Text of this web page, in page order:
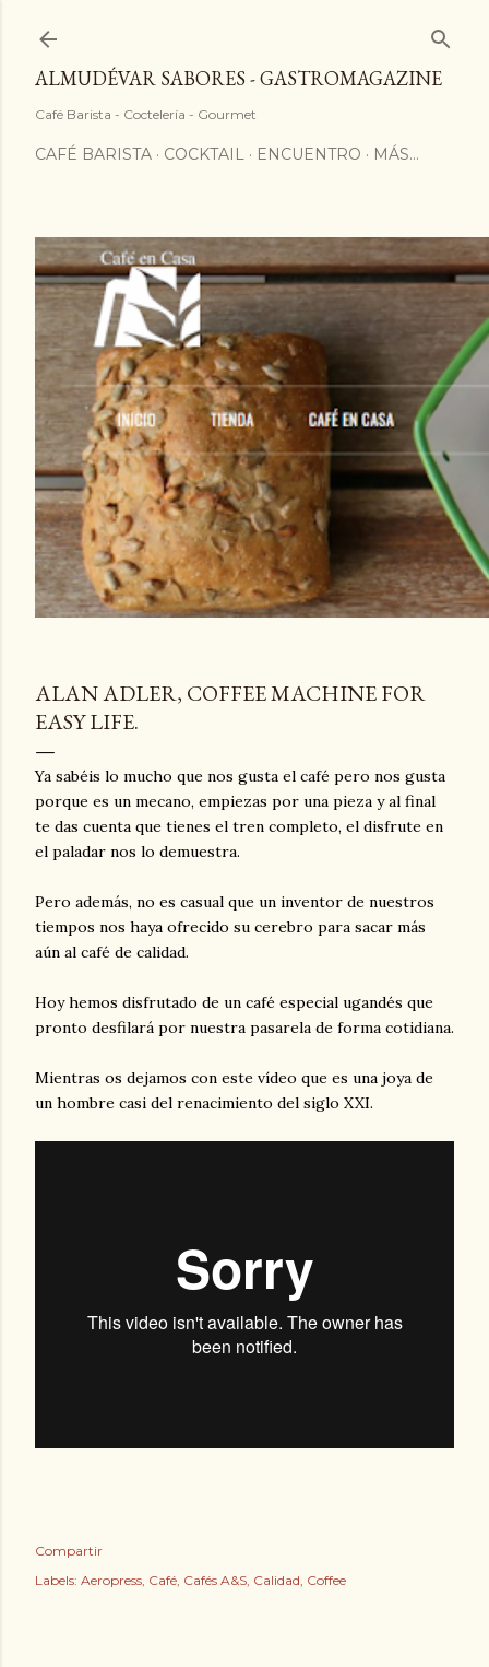
ALMUDÉVAR SABORES - GASTROMAGAZINE
Café Barista - Coctelería - Gourmet
CAFÉ BARISTA COCKTAIL ENCUENTRO MÁS…
ALAN ADLER, COFFEE MACHINE FOR
EASY LIFE.
Ya sabéis lo mucho que nos gusta el café pero nos gusta
porque es un mecano, empiezas por una pieza y al final
te das cuenta que tienes el tren completo, el disfrute en
el paladar nos lo demuestra.
Pero además, no es casual que un inventor de nuestros
tiempos nos haya ofrecido su cerebro para sacar más
aún al café de calidad.
Hoy hemos disfrutado de un café especial ugandés que
pronto desfilará por nuestra pasarela de forma cotidiana.
Mientras os dejamos con este vídeo que es una joya de
un hombre casi del renacimiento del siglo XXI.
Compartir
Labels: Aeropress Café Cafés A&S Calidad Coffee